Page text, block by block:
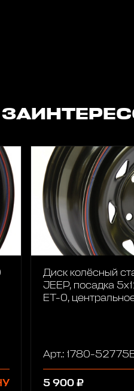
Диск колёсный
JEEP, посадка 5x127, размер 8х17, вылет
ET-0,
Арт.: 1780-
5 900 ₽